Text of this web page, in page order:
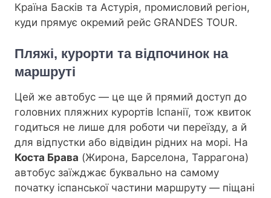
Країна Басків та Астурія, промисловий регіон,
куди прямує окремий рейс GRANDES TOUR.
Пляжі, курорти та відпочинок на
маршруті
Цей же автобус — це ще й прямий доступ до
головних пляжних курортів Іспанії, тож квиток
годиться не лише для роботи чи переїзду, а й
для відпустки або відвідин рідних на морі. На
Костa Брава (Жирона, Барселона, Таррагона)
автобус заїжджає буквально на самому
початку іспанської частини маршруту — піщані